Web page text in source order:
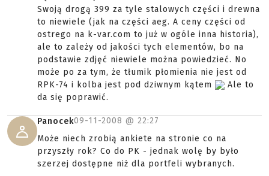
Swoją drogą 399 za tyle stalowych części i drewna
to niewiele (jak na części aeg. A ceny części od
ostrego na k-var.com to już w ogóle inna historia),
ale to zależy od jakości tych elementów, bo na
podstawie zdjęć niewiele można powiedzieć. No
może po za tym, że tłumik płomienia nie jest od
RPK-74 i kolba jest pod dziwnym kątem
Ale to
da się poprawić.
Panocek09-11-2008 @ 22:27
Może niech zrobią ankiete na stronie co na
przyszły rok? Co do PK - jednak wolę by było
szerzej dostępne niż dla portfeli wybranych.